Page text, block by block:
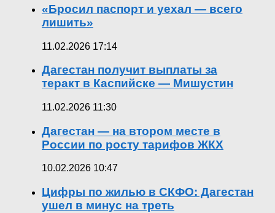
«Бросил паспорт и уехал — всего
лишить»
11.02.2026 17:14
Дагестан получит выплаты за
теракт в Каспийске — Мишустин
11.02.2026 11:30
Дагестан — на втором месте в
России по росту тарифов ЖКХ
10.02.2026 10:47
Цифры по жилью в СКФО: Дагестан
ушел в минус на треть